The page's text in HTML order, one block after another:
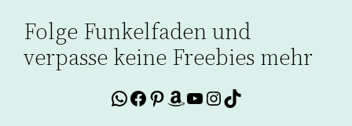
Folge Funkelfaden und
verpasse keine Freebies mehr
WhatsApp
Facebook
Pinterest
Amazon
YouTube
Instagram
TikTok